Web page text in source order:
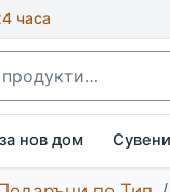
часа
нов дом